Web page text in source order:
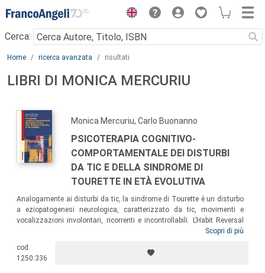
Menu
Cerca:
Main content
Home ricerca avanzata risultati
LIBRI DI MONICA MERCURIU
Monica Mercuriu, Carlo Buonanno
PSICOTERAPIA COGNITIVO-
COMPORTAMENTALE DEI DISTURBI
DA TIC E DELLA SINDROME DI
TOURETTE IN ETÀ EVOLUTIVA
Analogamente ai disturbi da tic, la sindrome di Tourette è un disturbo
a eziopatogenesi neurologica, caratterizzato da tic, movimenti e
vocalizzazioni involontari, ricorrenti e incontrollabili. L’Habit Reversal
Training (HRT) e l’esposizione e prevenzione della risposta (EPR) sono
trattamento dei tic. Gli autori propongono un modello di intervento che
le integra con tecniche di ultima generazione, descrivendo nel dettaglio
Scopri di più
cod.
1250.336